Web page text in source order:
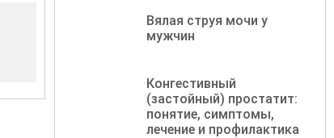
Вялая струя мочи у
мужчин
Конгестивный
(застойный) простатит:
понятие, симптомы,
лечение и профилактика